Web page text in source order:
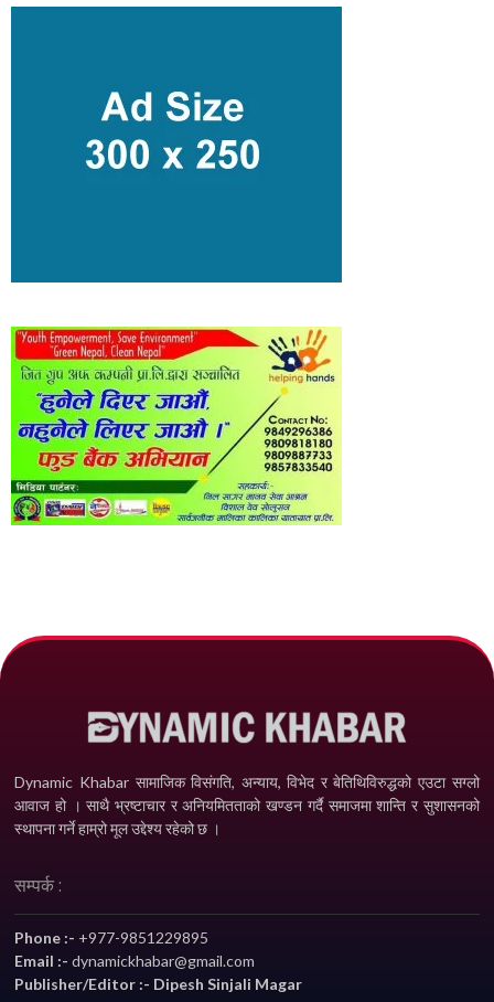
Dynamic Khabar सामाजिक विसंगति, अन्याय, विभेद­ र बेतिथिविरुद्धको एउटा सग्लो
आवाज हो । साथै भ्रष्टाचार र अनियमितताको खण्डन गर्दै समाजमा शान्ति र सुशासनको
स्थापना गर्ने हाम्रो मूल उद्देश्य रहेको छ ।
सम्पर्क :
Phone :- +977-9851229895
Email :-dynamickhabar@gmail.com
Publisher/Editor :- Dipesh Sinjali Magar